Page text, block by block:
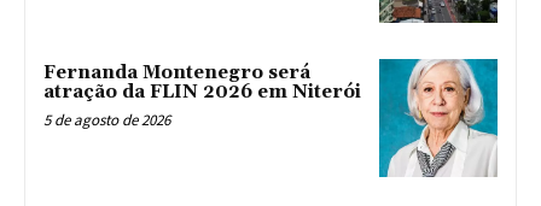
Fernanda Montenegro será
atração da FLIN 2026 em Niterói
5 de agosto de 2026